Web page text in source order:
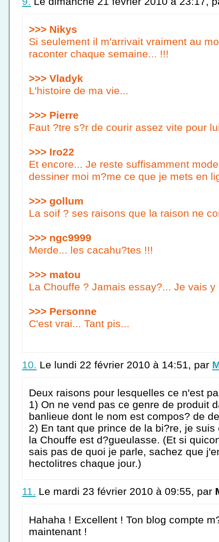
>>> Nikys
Si seulement il m'arrivait vraiment au
raconter chaque semaine... !!!
>>> Vladyk
L'histoire de ma vie...
>>> Pierre
Faut ?tre s?r de courir assez vite pour
>>> Iro22
Et encore... Je reste suffisamment
dessiner moi m?me ce que je mets en
>>> gollum
La soif ? ses raisons que la raison ne
>>> ngc9999
Merde... les cacahu?tes !!!
>>> matou
La Chouffe ? Jamais essay?... Je vais
>>> Personne
C'est vrai... Tant pis...
10. Le lundi 22 février 2010 à 14:51, par
Deux raisons pour lesquelles ce n'est
1) On ne vend pas ce genre de produit
banlieue dont le nom est compos? de
2) En tant que prince de la bi?re, je
la Chouffe est d?gueulasse. (Et si
sais pas de quoi je parle, sachez que
hectolitres chaque jour.)
11. Le mardi 23 février 2010 à 09:55, par
Hahaha ! Excellent ! Ton blog compte
maintenant !